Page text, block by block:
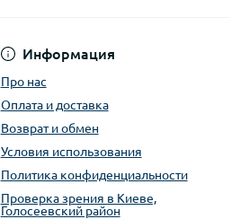
Информация
Про нас
Оплата и доставка
Возврат и обмен
Условия использования
Политика конфиденциальности
Проверка зрения в Киеве,
Голосеевский район